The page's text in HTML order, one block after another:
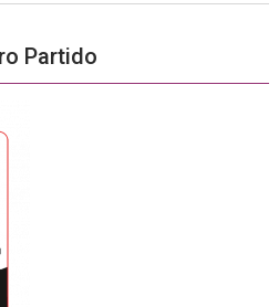
Partido